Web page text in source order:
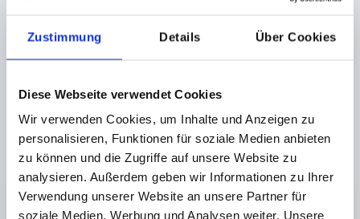
Zustimmung Details Über Cookies
Diese Webseite verwendet Cookies
Wir verwenden Cookies, um Inhalte und Anzeigen zu
personalisieren, Funktionen für soziale Medien anbieten
zu können und die Zugriffe auf unsere Website zu
analysieren. Außerdem geben wir Informationen zu Ihrer
Verwendung unserer Website an unsere Partner für
soziale Medien, Werbung und Analysen weiter. Unsere
GRIFFKUGEL GR.1, D1=25 D=M06, THERMOPLAST
SCHWARZGRAU RAL7021, KOMP:STAHL, DECKEL:ROT
GEWINDEART=INNENGEWINDE
GEWINDE=M6
AUSSENDURCHMESSER=25
GEWINDETIEFE=10
MATERIAL KOMPONENTE=STAHL